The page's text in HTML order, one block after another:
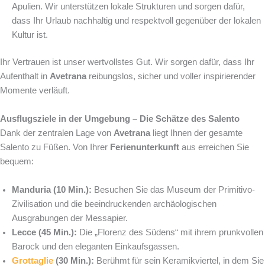
Apulien. Wir unterstützen lokale Strukturen und sorgen dafür,
dass Ihr Urlaub nachhaltig und respektvoll gegenüber der lokalen
Kultur ist.
Ihr Vertrauen ist unser wertvollstes Gut. Wir sorgen dafür, dass Ihr
Aufenthalt in Avetrana reibungslos, sicher und voller inspirierender
Momente verläuft.
Ausflugsziele in der Umgebung – Die Schätze des Salento
Dank der zentralen Lage von Avetrana liegt Ihnen der gesamte
Salento zu Füßen. Von Ihrer Ferienunterkunft aus erreichen Sie
bequem:
Manduria (10 Min.): Besuchen Sie das Museum der Primitivo-
Zivilisation und die beeindruckenden archäologischen
Ausgrabungen der Messapier.
Lecce (45 Min.): Die „Florenz des Südens“ mit ihrem prunkvollen
Barock und den eleganten Einkaufsgassen.
Grottaglie (30 Min.): Berühmt für sein Keramikviertel, in dem Sie